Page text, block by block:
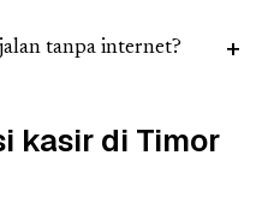
tanpa internet?
kasir di Timor